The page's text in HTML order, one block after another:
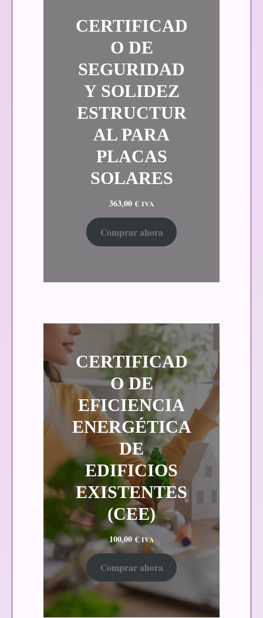
CERTIFICAD
O DE
SEGURIDAD
Y SOLIDEZ
ESTRUCTUR
AL PARA
PLACAS
SOLARES
363,00€ IVA
Comprar ahora
CERTIFICAD
O DE
EFICIENCIA
ENERGÉTICA
DE
EDIFICIOS
EXISTENTES
(CEE)
100,00€ IVA
Comprar ahora